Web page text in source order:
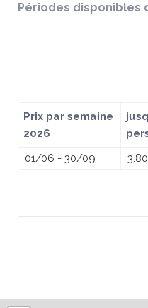
Périodes disponibles
Prix par semaine
2026
01/06 - 30/09